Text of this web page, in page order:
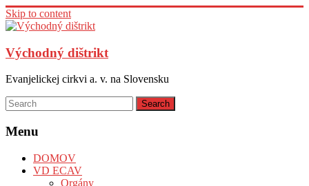
Skip to content
Východný dištrikt
Evanjelickej cirkvi a. v. na Slovensku
Menu
DOMOV
VD ECAV
Orgány